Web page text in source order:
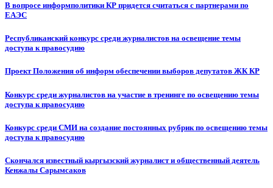
В вопросе информполитики КР придется считаться с партнерами по
ЕАЭС
Республиканский конкурс среди журналистов на освещение темы
доступа к правосудию
Проект Положения об информ обеспечении выборов депутатов ЖК КР
Конкурс среди журналистов на участие в тренинге по освещению темы
доступа к правосудию
Конкурс среди СМИ на создание постоянных рубрик по освещению темы
доступа к правосудию
Скончался известный кыргызский журналист и общественный деятель
Кенжалы Сарымсаков